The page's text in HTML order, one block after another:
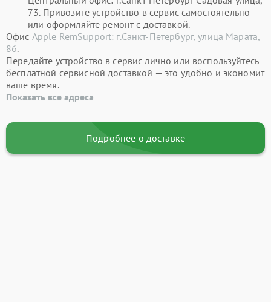
73. Привозите устройство в сервис самостоятельно
или оформляйте ремонт с доставкой.
Офис Apple RemSupport: г.Санкт-Петербург, улица Марата,
86.
Передайте устройство в сервис лично или воспользуйтесь
бесплатной сервисной доставкой — это удобно и экономит
ваше время.
Показать все адреса
Подробнее о доставке